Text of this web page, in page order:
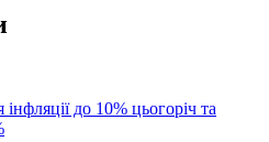
до 10% цьогоріч та